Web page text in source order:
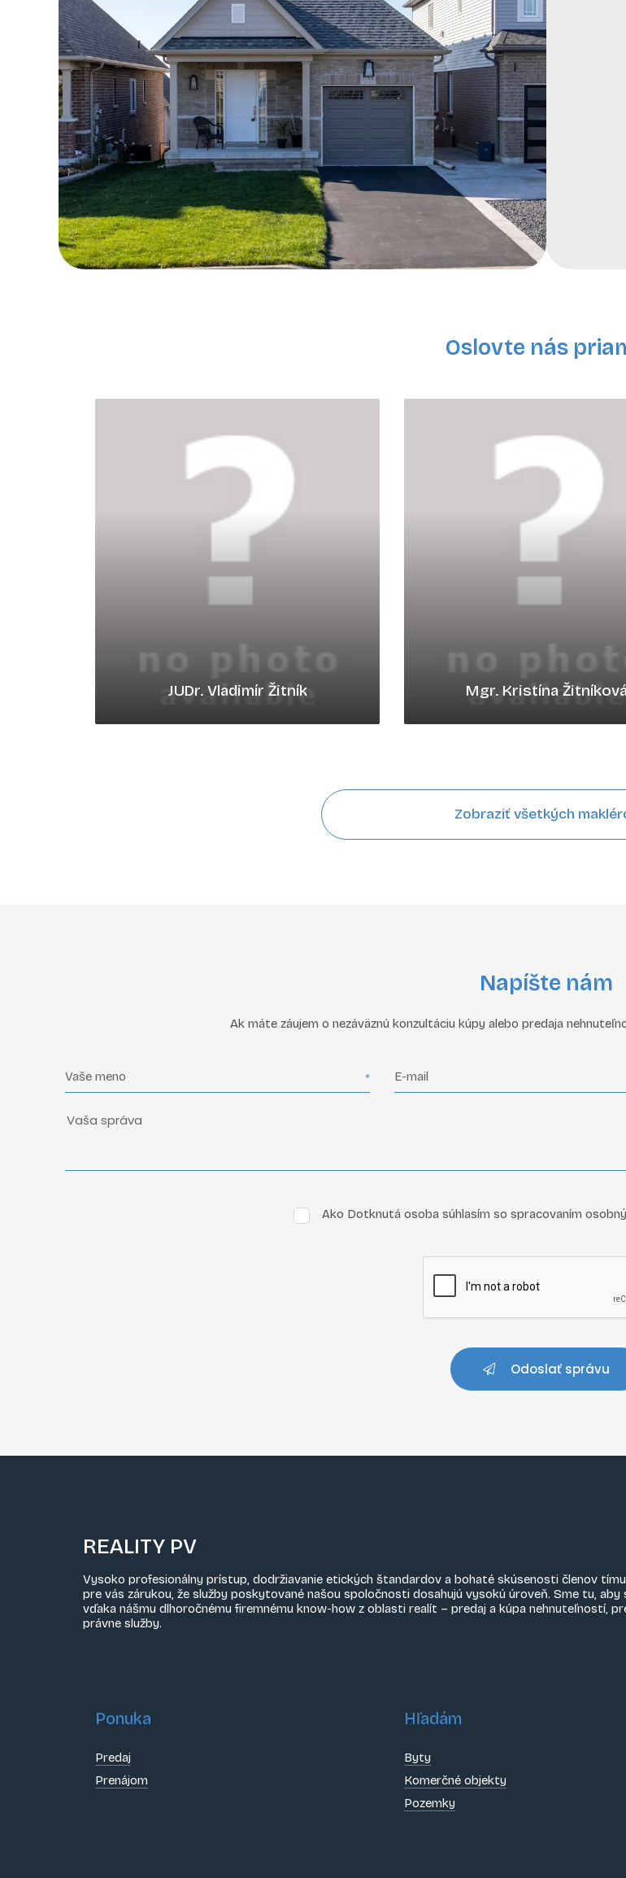
Oslovte nás
JUDr. Vladimír Žitník Mgr. Kristína
Zobraziť všetkých
Napíšte nám
Ak máte záujem o nezáväznú konzultáciu kúpy alebo predaja
Vaše meno E-mail
Ako Dotknutá osoba súhlasím so spracovaním
Odoslať správu
REALITY PV
Vysoko profesionálny prístup, dodržiavanie etických štandardov a bohaté skúsenosti členov
pre vás zárukou, že služby poskytované našou spoločnosti dosahujú vysokú úroveň. Sme tu,
vďaka nášmu dlhoročnému firemnému know-how z oblasti realít – predaj a kúpa nehnuteľností,
právne služby.
Ponuka
Predaj
Prenájom
Hľadám
Byty
Komerčné objekty
Pozemky